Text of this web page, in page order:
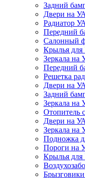
Задний
Двери на
Радиатор
Передний
Салонный
Крылья
Зеркала на
Передний
Решетка
Двери на
Задний
Зеркала на
Отопитель
Двери на
Зеркала на
Подножка
Пороги на
Крылья